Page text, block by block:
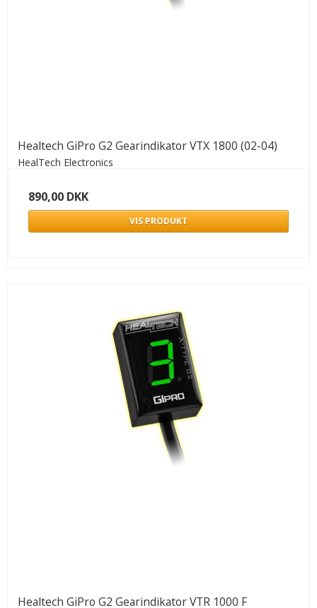
Healtech GiPro G2 Gearindikator VTX 1800 (02-04)
HealTech Electronics
890,00 DKK
VIS PRODUKT
Healtech GiPro G2 Gearindikator VTR 1000 F